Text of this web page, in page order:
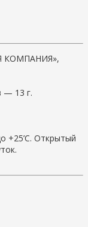
КОМПАНИЯ»,
— 13 г.
+25’C. Открытый